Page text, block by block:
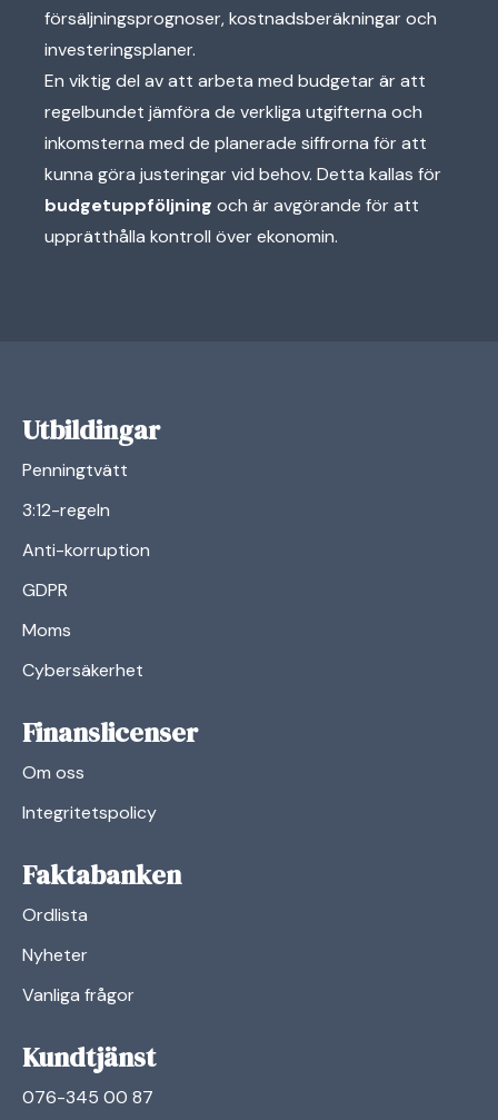
försäljningsprognoser, kostnadsberäkningar och
investeringsplaner.
En viktig del av att arbeta med budgetar är att
regelbundet jämföra de verkliga utgifterna och
inkomsterna med de planerade siffrorna för att
kunna göra justeringar vid behov. Detta kallas för
budgetuppföljning och är avgörande för att
upprätthålla kontroll över ekonomin.
Utbildingar
Penningtvätt
3:12-regeln
Anti-korruption
GDPR
Moms
Cybersäkerhet
Finanslicenser
Om oss
Integritetspolicy
Faktabanken
Ordlista
Nyheter
Vanliga frågor
Kundtjänst
076-345 00 87